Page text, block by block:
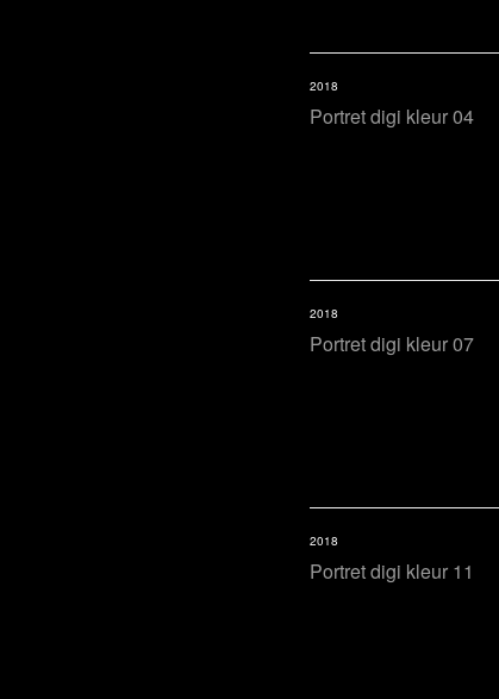
Portret digi kleur 04
2018
Portret digi kleur 07
2018
Portret digi kleur 11
2018